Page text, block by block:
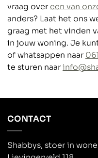
vraag over een van
anders? Laat het ons
graag met het vinden
in jouw woning. Je
of whatsappen naar
te sturen naar
CONTACT
Shabbys, stoer in